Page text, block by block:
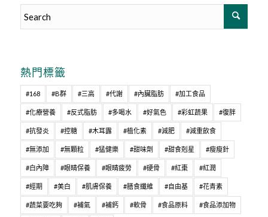
熱門標籤
#168 #B群 #三高 #代謝 #內臟脂肪 #加工食品
#化療營養 #反式脂肪 #多喝水 #好氣色 #彩虹蔬果 #復胖
#抗發炎 #控糖 #木耳露 #植化素 #減肥 #減重飲食
#無添加 #無顆粒 #猛健樂 #甜味劑 #甜食剋星 #瘦瘦針
#白內障 #眼睛保養 #眼睛疲勞 #硬骨 #紅棗 #紅潤
#經期 #美白 #肌膚保養 #膳食纖維 #自由基 #花青素
#蔬菜要吃夠 #補氣 #補鈣 #軟骨 #食品原料 #食品添加物